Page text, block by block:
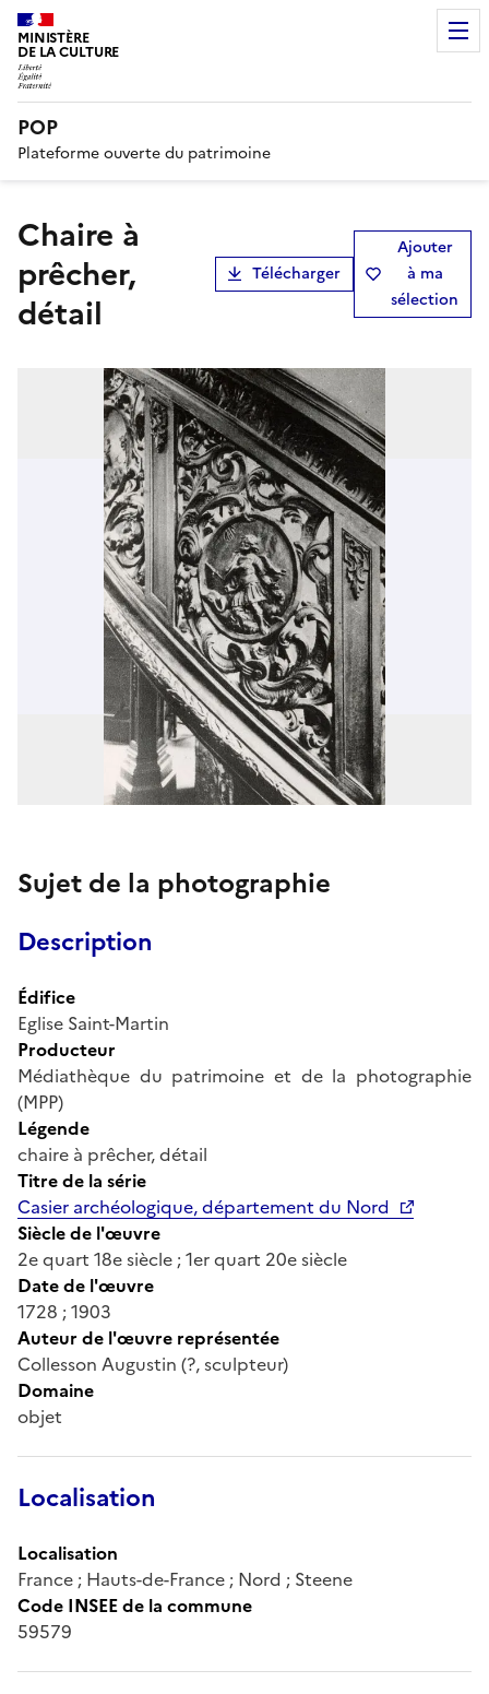
MINISTÈRE
DE LA CULTURE
POP
Plateforme ouverte du patrimoine
chaire à
prêcher,
détail
Télécharger
Ajouter
à ma
sélection
Sujet de la photographie
Description
Édifice
Eglise Saint-Martin
Producteur
Médiathèque du patrimoine et de la photographie
(MPP)
Légende
chaire à prêcher, détail
Titre de la série
Casier archéologique, département du Nord
Siècle de l'œuvre
2e quart 18e siècle ; 1er quart 20e siècle
Date de l'œuvre
1728 ; 1903
Auteur de l'œuvre représentée
Collesson Augustin (?, sculpteur)
Domaine
objet
Localisation
Localisation
France ; Hauts-de-France ; Nord ; Steene
Code INSEE de la commune
59579